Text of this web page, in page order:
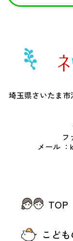
埼玉県さいたま市
フ
メール ：
TOP
こど